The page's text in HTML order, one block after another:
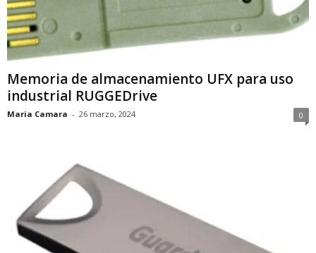
Memoria de almacenamiento UFX para uso
industrial RUGGEDrive
Maria Camara - 26 marzo, 2024 0